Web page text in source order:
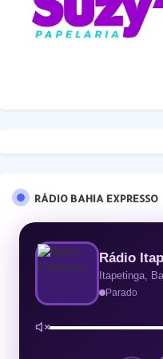
RÁDIO BAHIA EXPRESSO
Rádio
Itapetinga,
Parado